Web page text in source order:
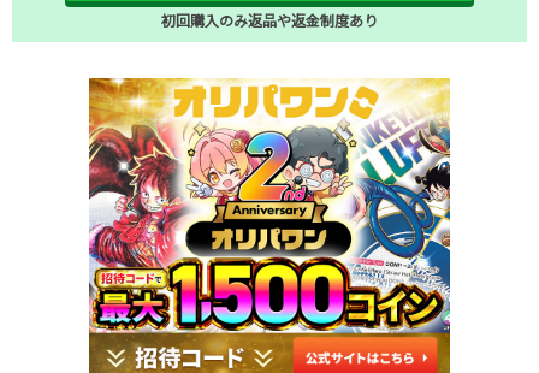
初回購入のみ返品や返金制度あり